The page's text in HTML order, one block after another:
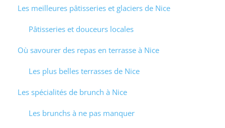
Les meilleures pâtisseries et glaciers de Nice
Pâtisseries et douceurs locales
Où savourer des repas en terrasse à Nice
Les plus belles terrasses de Nice
Les spécialités de brunch à Nice
Les brunchs à ne pas manquer